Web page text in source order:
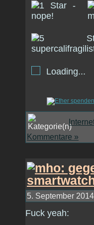
Loading...
Kommentare »
5. September
Fuck yeah: